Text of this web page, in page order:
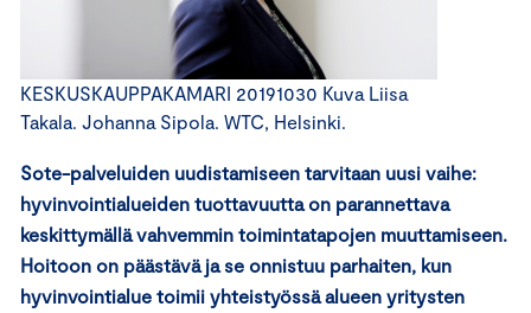
KESKUSKAUPPAKAMARI 20191030 Kuva Liisa
Takala. Johanna Sipola. WTC, Helsinki.
Sote-palveluiden uudistamiseen tarvitaan uusi vaihe:
hyvinvointialueiden tuottavuutta on parannettava
keskittymällä vahvemmin toimintatapojen muuttamiseen.
Hoitoon on päästävä ja se onnistuu parhaiten, kun
hyvinvointialue toimii yhteistyössä alueen yritysten